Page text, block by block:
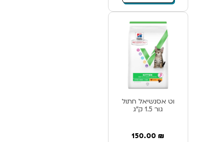
וט אסנשיאל חתול
גור 1.5 ק”ג
150.00 ₪